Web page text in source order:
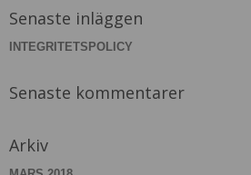
Senaste inläggen
INTEGRITETSPOLICY
Senaste kommentarer
Arkiv